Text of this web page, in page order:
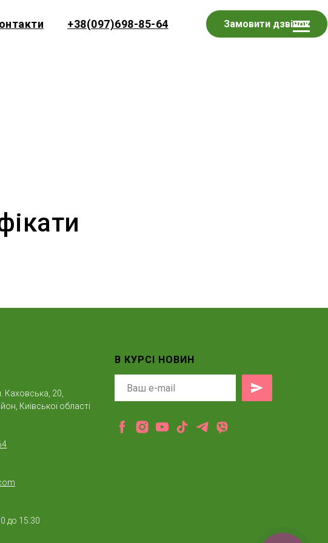
Замовити дзвінок
+38(097)698-85-64
Каховська, 20,
Київської області
до 15:30
В КУРСІ НОВИН